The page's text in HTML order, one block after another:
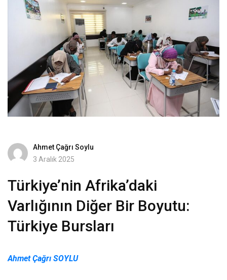
Ahmet Çağrı Soylu
3 Aralık 2025
Türkiye’nin Afrika’daki
Varlığının Diğer Bir Boyutu:
Türkiye Bursları
Ahmet Çağrı SOYLU